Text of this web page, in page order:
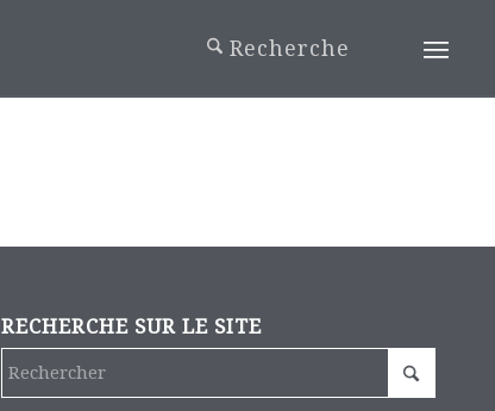
RECHERCHE SUR LE SITE